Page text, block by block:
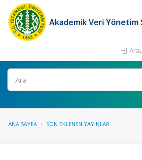
Akademik Veri Yönetim
Ara
ANA SAYFA SON EKLENEN YAYINLAR